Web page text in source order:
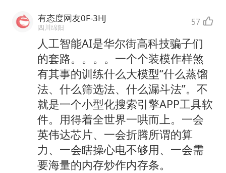
有态度网友0F-3HJ
四川绵阳 57
人工智能AI是华尔街高科技骗子们
的套路。。。。一个个装模作样煞
有其事的训练什么大模型“什么蒸馏
法、什么筛选法、什么漏斗法”。不
就是一个小型化搜索引擎APP工具软
件。用得着全世界一哄而上。一会
英伟达芯片、一会折腾所谓的算
力、一会瞎操心电不够用、一会需
要海量的内存炒作内存条。